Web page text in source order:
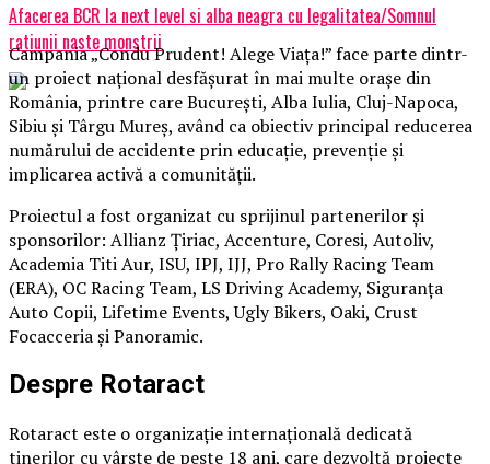
Afacerea BCR la next level si alba neagra cu legalitatea/Somnul
ratiunii naste monstrii
Campania „Condu Prudent! Alege Viața!” face parte dintr-
un proiect național desfășurat în mai multe orașe din
România, printre care București, Alba Iulia, Cluj-Napoca,
Sibiu și Târgu Mureș, având ca obiectiv principal reducerea
numărului de accidente prin educație, prevenție și
implicarea activă a comunității.
Proiectul a fost organizat cu sprijinul partenerilor și
sponsorilor: Allianz Țiriac, Accenture, Coresi, Autoliv,
Academia Titi Aur, ISU, IPJ, IJJ, Pro Rally Racing Team
(ERA), OC Racing Team, LS Driving Academy, Siguranța
Auto Copii, Lifetime Events, Ugly Bikers, Oaki, Crust
Focacceria și Panoramic.
Despre Rotaract
Rotaract este o organizație internațională dedicată
tinerilor cu vârste de peste 18 ani, care dezvoltă proiecte